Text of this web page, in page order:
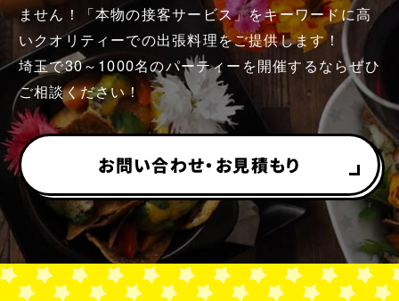
ません！「本物の接客サービス」をキーワードに高
いクオリティーでの出張料理をご提供します！
埼玉で30～1000名のパーティーを開催するならぜひ
ご相談ください！
お問い合わせ・お見積もり